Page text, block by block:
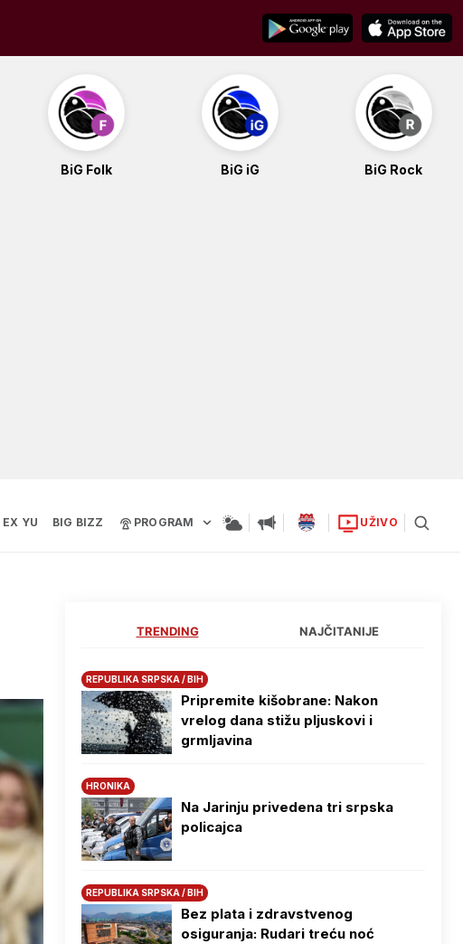
BiG Folk BiG iG BiG Rock
EX YU BIG BIZZ PROGRAM UŽIVO
TRENDING NAJČITANIJE
REPUBLIKA SRPSKA / BIH
Pripremite kišobrane: Nakon
vrelog dana stižu pljuskovi i
grmljavina
HRONIKA
Na Јarinju privedena tri srpska
policajca
REPUBLIKA SRPSKA / BIH
Bez plata i zdravstvenog
osiguranja: Rudari treću noć